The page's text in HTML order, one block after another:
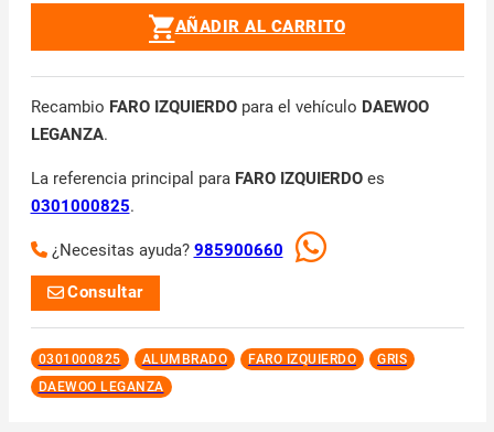
AÑADIR AL CARRITO
Recambio FARO IZQUIERDOpara el vehículo DAEWOO
LEGANZA.
La referencia principal para FARO IZQUIERDOes
0301000825.
¿Necesitas ayuda? 985900660
Consultar
0301000825 ALUMBRADO FARO IZQUIERDO
GRIS
DAEWOO LEGANZA